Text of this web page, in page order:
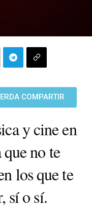
COMPARTIR
y cine en
no te
los que te
sí o sí.